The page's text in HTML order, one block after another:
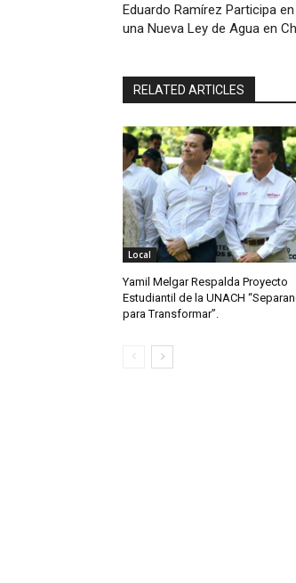
Eduardo Ramírez Participa
una Nueva Ley de Agua en
RELATED ARTICLES
Local
Yamil Melgar Respalda Proyecto
Estudiantil de la UNACH
para Transformar”.